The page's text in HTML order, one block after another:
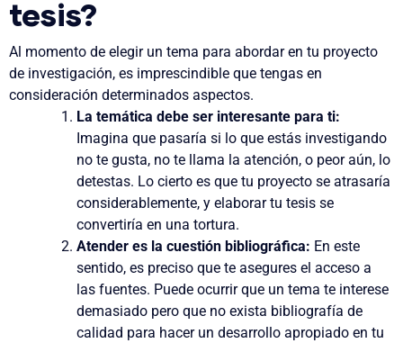
tesis?
Al momento de elegir un tema para abordar en tu proyecto
de investigación, es imprescindible que tengas en
consideración determinados aspectos.
La temática debe ser interesante para ti:
Imagina que pasaría si lo que estás investigando
no te gusta, no te llama la atención, o peor aún, lo
detestas. Lo cierto es que tu proyecto se atrasaría
considerablemente, y elaborar tu tesis se
convertiría en una tortura.
Atender es la cuestión bibliográfica: En este
sentido, es preciso que te asegures el acceso a
las fuentes. Puede ocurrir que un tema te interese
demasiado pero que no exista bibliografía de
calidad para hacer un desarrollo apropiado en tu